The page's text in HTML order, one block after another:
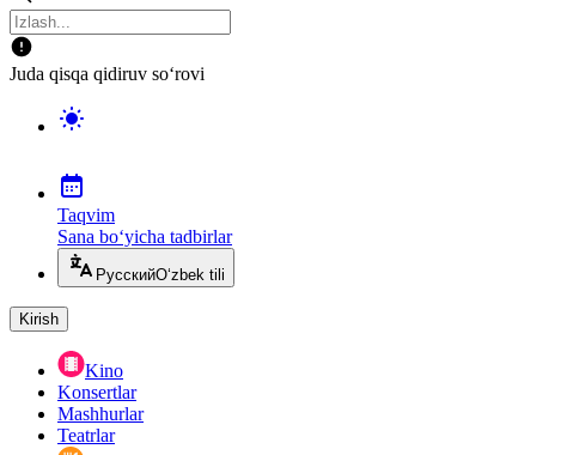
Juda qisqa qidiruv so‘rovi
Taqvim
Sana bo‘yicha tadbirlar
РусскийO‘zbek tili
Kirish
Kino
Konsertlar
Mashhurlar
Teatrlar